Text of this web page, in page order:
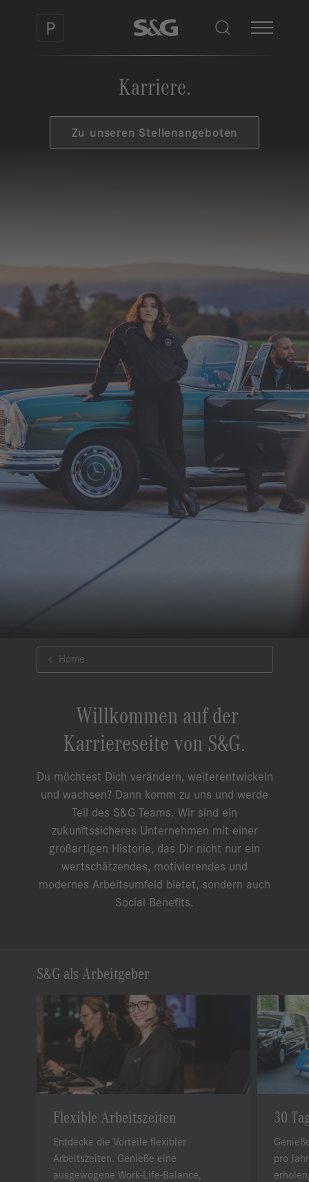
Karriere.
Zu unseren Stellenangeboten
Home
Willkommen auf der
Karriereseite von S&G.
Du möchtest Dich verändern, weiterentwickeln
und wachsen? Dann komm zu uns und werde
Teil des S&G Teams. Wir sind ein
zukunftssicheres Unternehmen mit einer
großartigen Historie, das Dir nicht nur ein
wertschätzendes, motivierendes und
modernes Arbeitsumfeld bietet, sondern auch
Social Benefits.
S&G als Arbeitgeber
Flexible Arbeitszeiten
Entdecke die Vorteile flexibler
Arbeitszeiten. Genieße eine
ausgewogene Work-Life-Balance,
30
pro